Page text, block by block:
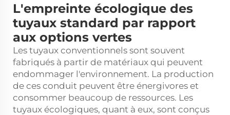
L'empreinte écologique des
tuyaux standard par rapport
aux options vertes
Les tuyaux conventionnels sont souvent
fabriqués à partir de matériaux qui peuvent
endommager l'environnement. La production
de ces conduit peuvent être énergivores et
consommer beaucoup de ressources. Les
tuyaux écologiques, quant à eux, sont conçus